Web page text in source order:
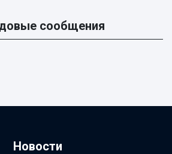
сообщения
Новости